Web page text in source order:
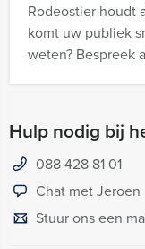
Rodeostier houdt
komt uw publiek
weten? Bespreek
Hulp nodig bij
088 428 81 01
Chat met Jeroen
Stuur ons een